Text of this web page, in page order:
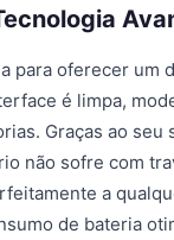
para oferecer um
é limpa,
Graças ao
não sofre com
a
de bateria